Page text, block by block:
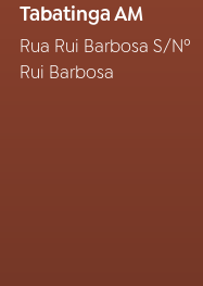
Tabatinga AM
Rua Rui Barbosa S/Nº
Rui Barbosa